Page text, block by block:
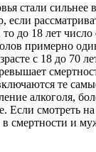
стали сильнее
до 18 лет число
примерно
с 18 до 70
те
алкоголя,
Если смотреть на
в смертности и